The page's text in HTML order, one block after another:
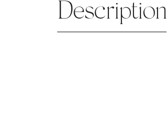
Description